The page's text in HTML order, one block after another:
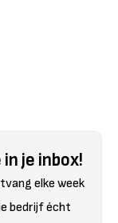
je inbox!
elke week
bedrijf écht